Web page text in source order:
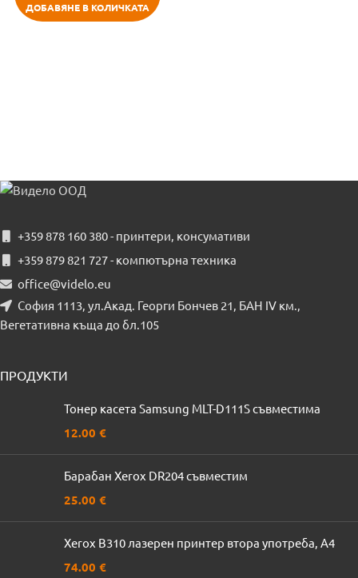
ДОБАВЯНЕ В КОЛИЧКАТА
+359 878 160 380 - принтери, консумативи
+359 879 821 727 - компютърна техника
office@videlo.eu
София 1113, ул.Акад. Георги Бончев 21, БАН IV км.,
Вегетативна къща до бл.105
ПРОДУКТИ
Тонер касета Samsung MLT-D111S съвместима
12.00 €
Барабан Xerox DR204 съвместим
25.00 €
Xerox B310 лазерен принтер втора употреба, A4
74.00 €